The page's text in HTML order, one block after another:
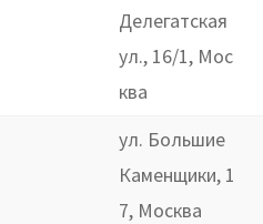
Делегатская
ул., 16/1, Мос
ква
ул. Большие
Каменщики, 1
7, Москва